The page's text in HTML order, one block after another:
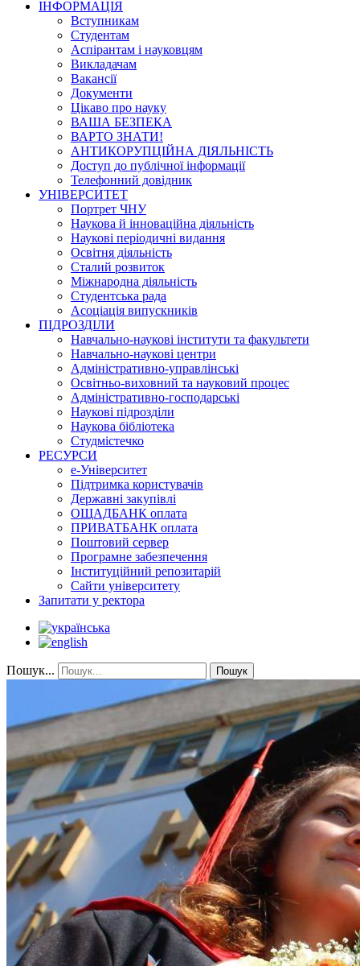
ІНФОРМАЦІЯ
Вступникам
Студентам
Аспірантам і науковцям
Викладачам
Вакансії
Документи
Цікаво про науку
ВАША БЕЗПЕКА
ВАРТО ЗНАТИ!
АНТИКОРУПЦІЙНА ДІЯЛЬНІСТЬ
Доступ до публічної інформації
Телефонний довідник
УНІВЕРСИТЕТ
Портрет ЧНУ
Наукова й інноваційна діяльність
Наукові періодичні видання
Освітня діяльність
Сталий розвиток
Міжнародна діяльність
Студентська рада
Асоціація випускників
ПІДРОЗДІЛИ
Навчально-наукові інститути та факультети
Навчально-наукові центри
Адміністративно-управлінські
Освітньо-виховний та науковий процес
Адміністративно-господарські
Наукові підрозділи
Наукова бібліотека
Студмістечко
РЕСУРСИ
е-Університет
Підтримка користувачів
Державні закупівлі
ОЩАДБАНК оплата
ПРИВАТБАНК оплата
Поштовий сервер
Програмне забезпечення
Інституційний репозитарій
Сайти університету
Запитати у ректора
Пошук... Пошук